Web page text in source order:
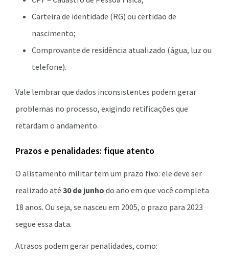
Carteira de identidade (RG) ou certidão de
nascimento;
Comprovante de residência atualizado (água, luz ou
telefone).
Vale lembrar que dados inconsistentes podem gerar
problemas no processo, exigindo retificações que
retardam o andamento.
Prazos e penalidades: fique atento
O alistamento militar tem um prazo fixo: ele deve ser
realizado até 30 de junho do ano em que você completa
18 anos. Ou seja, se nasceu em 2005, o prazo para 2023
segue essa data.
Atrasos podem gerar penalidades, como: